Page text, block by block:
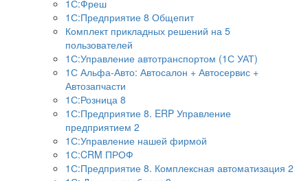
1С:Фреш
1С:Предприятие 8 Общепит
Комплект прикладных решений на 5
пользователей
1С:Управление автотранспортом (1С УАТ)
1С Альфа-Авто: Автосалон + Автосервис +
Автозапчасти
1С:Розница 8
1С:Предприятие 8. ERP Управление
предприятием 2
1С:Управление нашей фирмой
1С:CRM ПРОФ
1С:Предприятие 8. Комплексная автоматизация 2